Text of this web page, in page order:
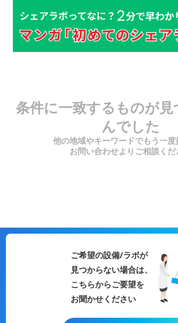
条件に一致するものが
んでした
他の地域やキーワードでもう一度
お問い合わせよりご相談くだ
ご希望の設備/ラボが
見つからない場合は、
こちらからご要望を
お聞かせください